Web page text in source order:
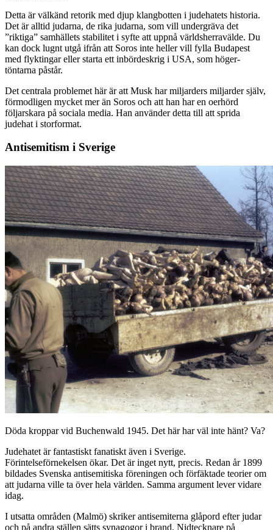
Detta är välkänd retorik med djup klangbotten i judehatets historia.
Det är alltid judarna, de rika judarna, som vill undergräva det
”riktiga” samhällets stabilitet i syfte att uppnå världsherravälde. Du
kan dock lugnt utgå ifrån att Soros inte heller vill fylla Budapest
med flyktingar eller starta ett inbördeskrig i USA, som höger-
töntarna påstår.
Det centrala problemet här är att Musk har miljarders miljarder själv,
förmodligen mycket mer än Soros och att han har en oerhörd
följarskara på sociala media. Han använder detta till att sprida
judehat i storformat.
Antisemitism i Sverige
Döda kroppar vid Buchenwald 1945. Det här har väl inte hänt? Va?
Judehatet är fantastiskt fanatiskt även i Sverige.
Förintelseförnekelsen ökar. Det är inget nytt, precis. Redan år 1899
bildades Svenska antisemitiska föreningen och förfäktade teorier om
att judarna ville ta över hela världen. Samma argument lever vidare
idag.
I utsatta områden (Malmö) skriker antisemiterna glåpord efter judar
och på andra ställen sätts synagogor i brand. Nidtecknare på